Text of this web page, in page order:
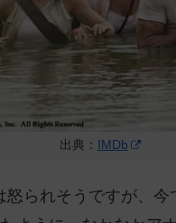
出典： IMDb
怒られそうですが、